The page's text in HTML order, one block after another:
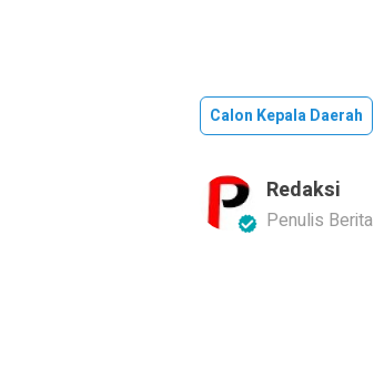
Calon Kepala Daerah
Redaksi
Penulis Berita